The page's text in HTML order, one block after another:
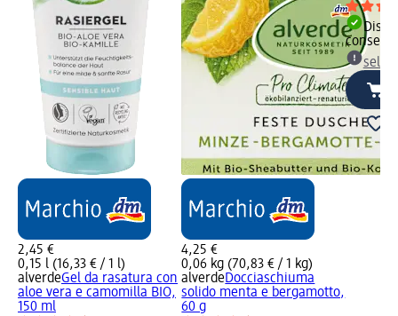
2,45 €
0,15 l (16,33 € / 1 l)
alverdeGel da rasatura con
aloe vera e camomilla BIO,
150 ml
4,25 €
0,06 kg (70,83 € / 1 kg)
alverdeDocciaschiuma
solido menta e bergamotto,
60 g